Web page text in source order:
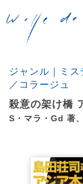
ジャンル｜ミ
／コラージュ
殺意の架け橋
S・マラ・Gd 著